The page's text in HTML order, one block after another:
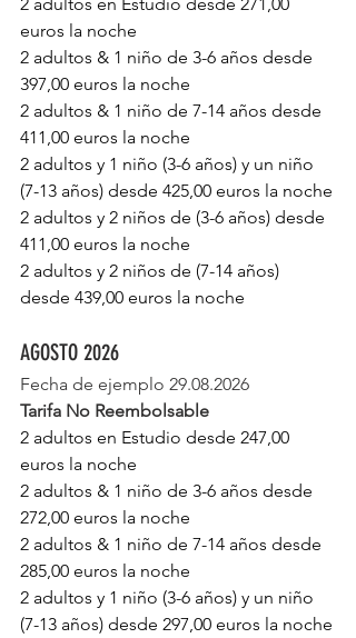
euros la noche
2 adultos & 1 niño de 3-6 años desde
397,00 euros la noche
2 adultos & 1 niño de 7-14 años desde
411,00 euros la noche
2 adultos y 1 niño (3-6 años) y un niño
(7-13 años) desde 425,00 euros la noche
2 adultos y 2 niños de (3-6 años) desde
411,00 euros la noche
2 adultos y 2 niños de (7-14 años)
desde 439,00 euros la noche
AGOSTO 2026
Fecha de ejemplo 29.08.2026
Tarifa No Reembolsable
2 adultos en Estudio desde 247,00
euros la noche
2 adultos & 1 niño de 3-6 años desde
272,00 euros la noche
2 adultos & 1 niño de 7-14 años desde
285,00 euros la noche
2 adultos y 1 niño (3-6 años) y un niño
(7-13 años) desde 297,00 euros la noche